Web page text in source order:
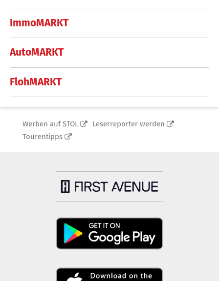
ImmoMARKT
AutoMARKT
FlohMARKT
Werben auf STOL
Leserreporter werden
Tourentipps